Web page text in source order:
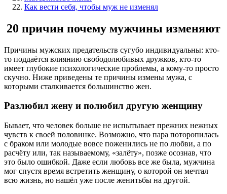
Как вести себя, чтобы муж не изменял
20 причин почему мужчины изменяют
Причины мужских предательств сугубо индивидуальны: кто-
то поддаётся влиянию свободолюбивых дружков, кто-то
имеет глубокие психологические проблемы, а кому-то просто
скучно. Ниже приведены те причины измены мужа, с
которыми сталкивается большинство жен.
Разлюбил жену и полюбил другую женщину
Бывает, что человек больше не испытывает прежних нежных
чувств к своей половинке. Возможно, что пара поторопилась
с браком или молодые вовсе поженились не по любви, а по
расчёту или, так называемому, «залёту», позже осознав, что
это было ошибкой. Даже если любовь все же была, мужчина
мог спустя время встретить женщину, о которой он мечтал
всю жизнь, но нашёл уже после женитьбы на другой.